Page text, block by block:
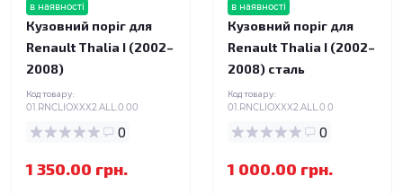
в наявності
Кузовний поріг для
Renault Thalia I (2002–
2008)
Код товару:
01.RNCLIOXXX2.ALL.0.00
0
1 350.00 грн.
в наявності
Кузовний поріг для
Renault Thalia I (2002–
2008) сталь
Код товару:
01.RNCLIOXXX2.ALL.0.0
0
1 000.00 грн.